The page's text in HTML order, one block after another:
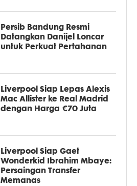
Persib Bandung Resmi
Datangkan Danijel Loncar
untuk Perkuat Pertahanan
Liverpool Siap Lepas Alexis
Mac Allister ke Real Madrid
dengan Harga €70 Juta
Liverpool Siap Gaet
Wonderkid Ibrahim Mbaye:
Persaingan Transfer
Memanas